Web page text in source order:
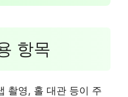
항목
촬영, 홀 대관 등이 주